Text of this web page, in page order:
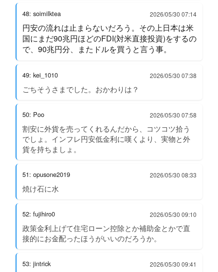
48: soimilktea 2026/05/30 07:14
円安の流れは止まらないだろう。その上日本は米
国にまだ90兆円ほどのFDI(対米直接投資)をするの
で、90兆円分、またドルを買うと言う事。
49: kei_1010 2026/05/30 07:38
ごちそうさまでした。おかわりは？
50: Poo 2026/05/30 07:58
割安に外貨を売ってくれるんだから、コツコツ拾う
でしょ。インフレ円安低金利に嘆くより、実物と外
貨を持ちましょ。
51: opusone2019 2026/05/30 08:33
焼け石に水
52: fujihiro0 2026/05/30 09:10
政策金利上げて住宅ローン控除とか補助金とかで直
接的にお金配ったほうがいいのだろうか。
53: jintrick 2026/05/30 09:41